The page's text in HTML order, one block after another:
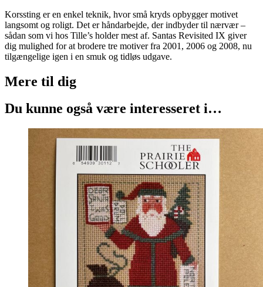
Korssting er en enkel teknik, hvor små kryds opbygger motivet
langsomt og roligt. Det er håndarbejde, der indbyder til nærvær –
sådan som vi hos Tille’s holder mest af. Santas Revisited IX giver
dig mulighed for at brodere tre motiver fra 2001, 2006 og 2008, nu
tilgængelige igen i en smuk og tidløs udgave.
Mere til dig
Du kunne også være interesseret i…